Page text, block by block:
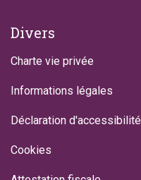
Divers
Charte vie privée
Informations légales
Déclaration d'accessibilité
Cookies